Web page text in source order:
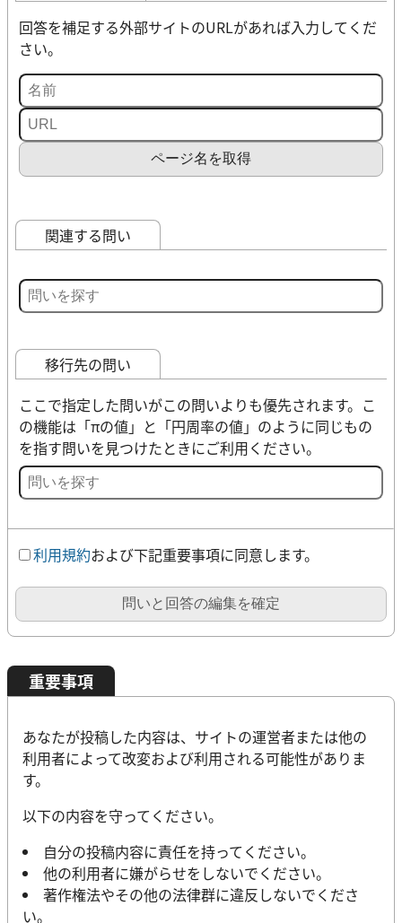
回答を補足する外部サイトのURLがあれば入力してくだ
さい。
ページ名を取得
関連する問い
移行先の問い
ここで指定した問いがこの問いよりも優先されます。こ
の機能は「πの値」と「円周率の値」のように同じもの
を指す問いを見つけたときにご利用ください。
利用規約および下記重要事項に同意します。
問いと回答の編集を確定
重要事項
あなたが投稿した内容は、サイトの運営者または他の
利用者によって改変および利用される可能性がありま
す。
以下の内容を守ってください。
自分の投稿内容に責任を持ってください。
他の利用者に嫌がらせをしないでください。
著作権法やその他の法律群に違反しないでくださ
い。